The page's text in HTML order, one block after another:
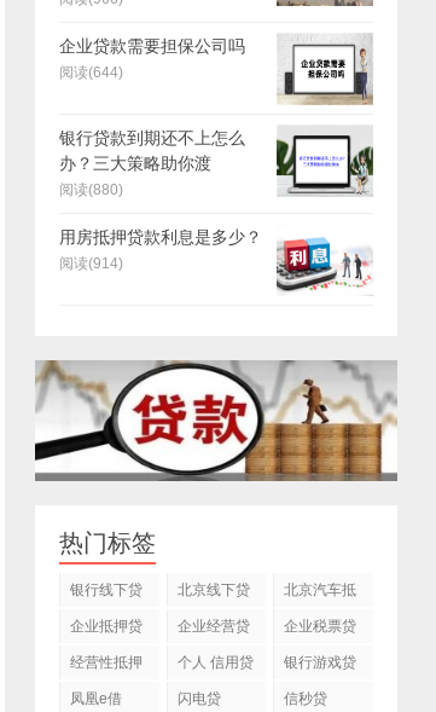
企业贷款需要担保公司吗
阅读(644)
银行贷款到期还不上怎么
办？三大策略助你渡
阅读(880)
用房抵押贷款利息是多少？
阅读(914)
热门标签
银行线下贷
款
北京线下贷
款
北京汽车抵
押贷款公司
企业抵押贷
款
企业经营贷
款
企业税票贷
经营性抵押
贷款
个人 信用贷
款
银行游戏贷
款
凤凰e借 闪电贷 信秒贷